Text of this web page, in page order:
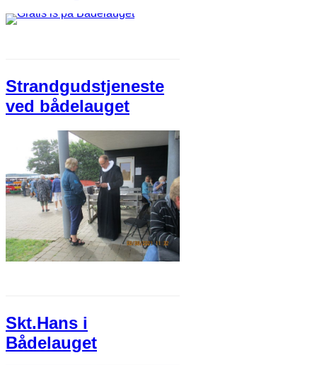
Strandgudstjeneste
ved bådelauget
Skt.Hans i
Bådelauget